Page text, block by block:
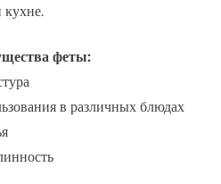
кухне.
феты:
в различных блюдах